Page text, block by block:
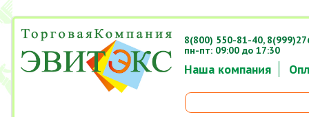
Наша компания
8(800) 550-81-40,
пн-пт: 09:00 до 17:30